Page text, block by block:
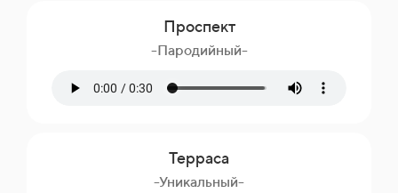
Проспект
-Пародийный-
Терраса
-Уникальный-